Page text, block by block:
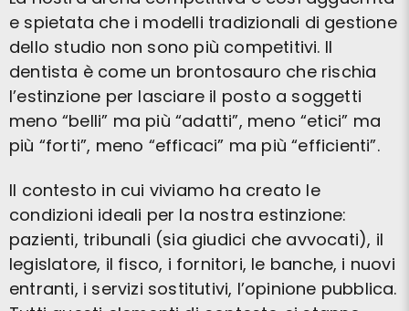
e spietata che i modelli tradizionali di gestione
dello studio non sono più competitivi. Il
dentista è come un brontosauro che rischia
l’estinzione per lasciare il posto a soggetti
meno “belli” ma più “adatti”, meno “etici” ma
più “forti”, meno “efficaci” ma più “efficienti”.
Il contesto in cui viviamo ha creato le
condizioni ideali per la nostra estinzione:
pazienti, tribunali (sia giudici che avvocati), il
legislatore, il fisco, i fornitori, le banche, i nuovi
entranti, i servizi sostitutivi, l’opinione pubblica.